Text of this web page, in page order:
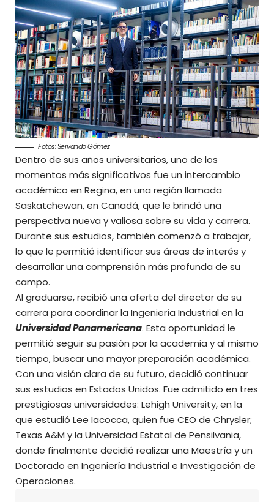
Fotos: Servando Gómez
Dentro de sus años universitarios, uno de los
momentos más significativos fue un intercambio
académico en Regina, en una región llamada
Saskatchewan, en Canadá, que le brindó una
perspectiva nueva y valiosa sobre su vida y carrera.
Durante sus estudios, también comenzó a trabajar,
lo que le permitió identificar sus áreas de interés y
desarrollar una comprensión más profunda de su
campo.
Al graduarse, recibió una oferta del director de su
carrera para coordinar la Ingeniería Industrial en la
Universidad Panamericana. Esta oportunidad le
permitió seguir su pasión por la academia y al mismo
tiempo, buscar una mayor preparación académica.
Con una visión clara de su futuro, decidió continuar
sus estudios en Estados Unidos. Fue admitido en tres
prestigiosas universidades: Lehigh University, en la
que estudió Lee Iacocca, quien fue CEO de Chrysler;
Texas A&M y la Universidad Estatal de Pensilvania,
donde finalmente decidió realizar una Maestría y un
Doctorado en Ingeniería Industrial e Investigación de
Operaciones.